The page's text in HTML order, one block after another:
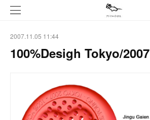
2007.11.05 11:44
100%Desigh Tokyo/2007